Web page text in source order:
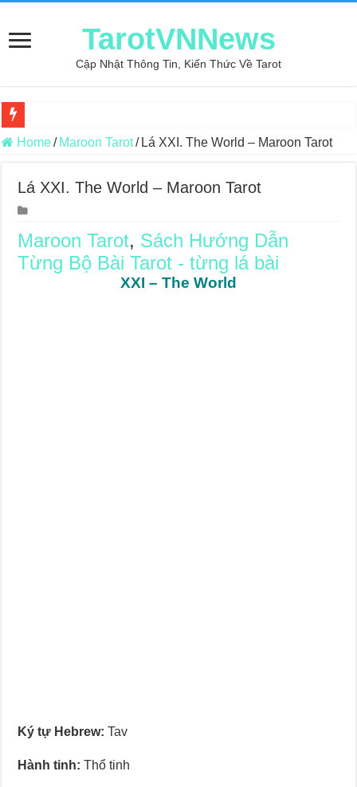
TarotVNNews
Cập Nhật Thông Tin, Kiến Thức Về Tarot
Review may áo thun tại xưởng may Dony
Konxari Cards – Trải Nghiệm Kết Nối Với Thế Giới Tâm Linh
Journey Of Love Oracle – Lá Số 70: Heaven
Journey Of Love Oracle – Lá Số 69: Contemplation
Home/ Maroon Tarot/ Lá XXI. The World – Maroon Tarot
Lá XXI. The World – Maroon Tarot
Maroon Tarot, Sách Hướng Dẫn
Từng Bộ Bài Tarot - từng lá bài
XXI – The World
Ký tự Hebrew: Tav
Hành tinh: Thổ tinh